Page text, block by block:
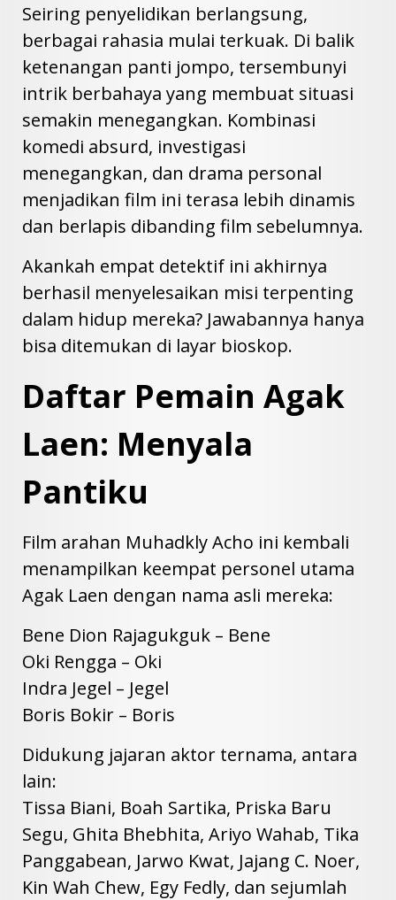
Seiring penyelidikan berlangsung,
berbagai rahasia mulai terkuak. Di balik
ketenangan panti jompo, tersembunyi
intrik berbahaya yang membuat situasi
semakin menegangkan. Kombinasi
komedi absurd, investigasi
menegangkan, dan drama personal
menjadikan film ini terasa lebih dinamis
dan berlapis dibanding film sebelumnya.
Akankah empat detektif ini akhirnya
berhasil menyelesaikan misi terpenting
dalam hidup mereka? Jawabannya hanya
bisa ditemukan di layar bioskop.
Daftar Pemain Agak
Laen: Menyala
Pantiku
Film arahan Muhadkly Acho ini kembali
menampilkan keempat personel utama
Agak Laen dengan nama asli mereka:
Bene Dion Rajagukguk – Bene
Oki Rengga – Oki
Indra Jegel – Jegel
Boris Bokir – Boris
Didukung jajaran aktor ternama, antara
lain:
Tissa Biani, Boah Sartika, Priska Baru
Segu, Ghita Bhebhita, Ariyo Wahab, Tika
Panggabean, Jarwo Kwat, Jajang C. Noer,
Kin Wah Chew, Egy Fedly, dan sejumlah